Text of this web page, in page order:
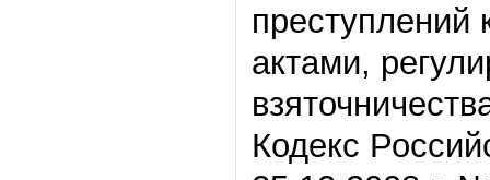
преступлений
актами,
Кодекс